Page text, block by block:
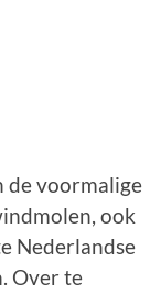
de voormalige
ook
Nederlandse
Over te